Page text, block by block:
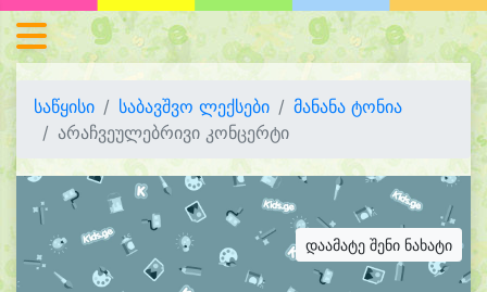
საწყისი საბავშვო ლექსები
მანანა ტონია
არაჩვეულებრივი კონცერტი
დაამატე შენი ნახატი